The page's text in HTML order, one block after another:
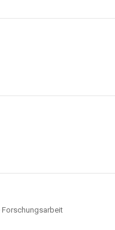
Forschungsarbeit